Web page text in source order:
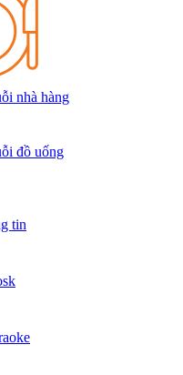
nhà hàng
đồ uống
tin